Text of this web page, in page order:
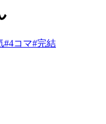
#4コマ#完結